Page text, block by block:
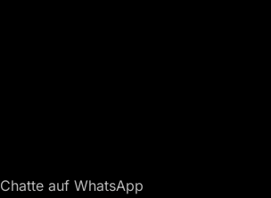
Chatte auf WhatsApp